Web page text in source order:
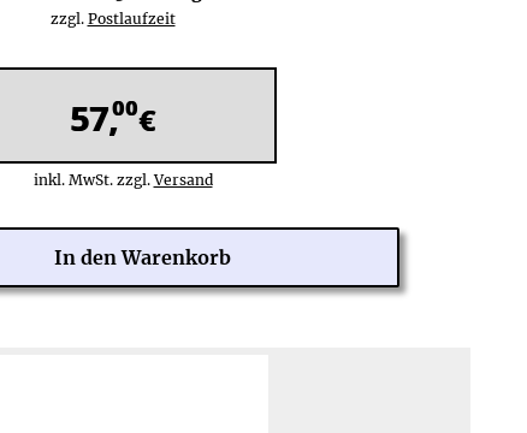
zzgl. Postlaufzeit
57,00€
inkl. MwSt. zzgl.Versand